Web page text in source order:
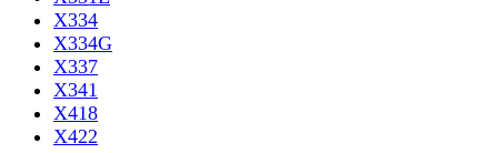
X334
X334G
X337
X341
X418
X422